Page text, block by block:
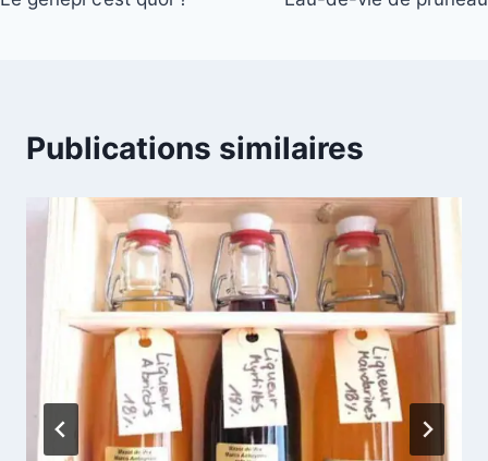
de
Publications similaires